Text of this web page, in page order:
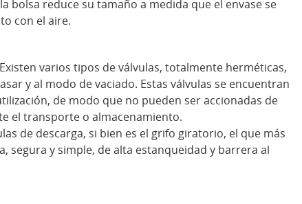
bolsa reduce su tamaño a medida que el envase se
con el aire.
varios tipos de válvulas, totalmente herméticas,
y al modo de vaciado. Estas válvulas se encuentran
de modo que no pueden ser accionadas de
el transporte o almacenamiento.
de descarga, si bien es el grifo giratorio, el que más
segura y simple, de alta estanqueidad y barrera al